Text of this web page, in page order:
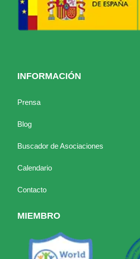
INFORMACIÓN
Prensa
Blog
Buscador de Asociaciones
Calendario
Contacto
MIEMBRO